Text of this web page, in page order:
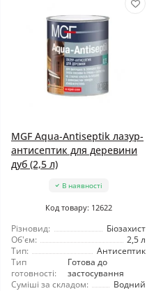
MGF Aqua-Antiseptik лазур-
антисептик для деревини
дуб (2,5 л)
В наявності
Код товару: 12622
Різновид:
Біозахист
Об'єм:
2,5 л
Тип:
Антисептик
Тип
готовності:
Готова до
застосування
Суміші за складом:
Водний